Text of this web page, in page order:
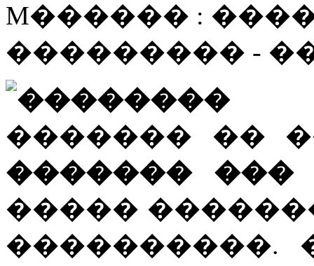
M������ :
��������� -
��������
������� ��
������� ���
�����
����������.